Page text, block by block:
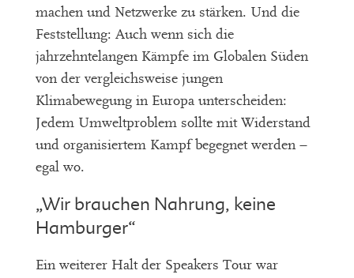
machen und Netzwerke zu stärken. Und die
Feststellung: Auch wenn sich die
jahrzehntelangen Kämpfe im Globalen Süden
von der vergleichsweise jungen
Klimabewegung in Europa unterscheiden:
Jedem Umweltproblem sollte mit Widerstand
und organisiertem Kampf begegnet werden –
egal wo.
„Wir brauchen Nahrung, keine
Hamburger“
Ein weiterer Halt der Speakers Tour war